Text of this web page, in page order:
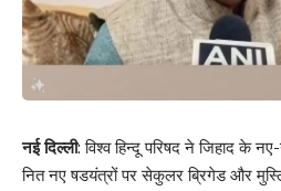
नई दिल्ली: विश्व हिन्दू परिषद ने जिहाद के
नित नए षडयंत्रों पर सेकुलर ब्रिगेड और